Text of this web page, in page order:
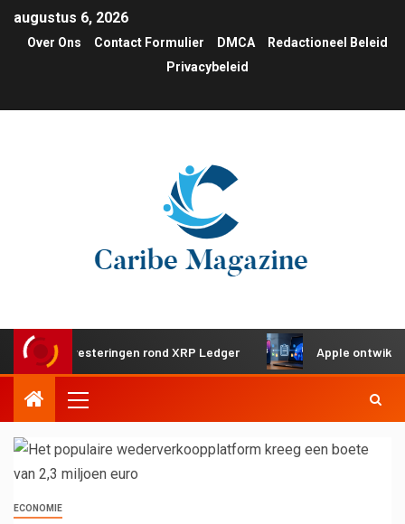
augustus 6, 2026
Over Ons Contact Formulier DMCA
Redactioneel Beleid
Privacybeleid
investeringen rond XRP Ledger Apple ontwikkelt
ECONOMIE